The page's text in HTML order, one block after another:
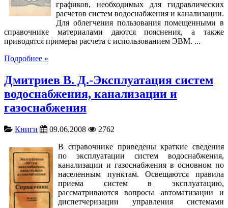
графиков, необходимых для гидравлических
расчетов систем водоснабжения и канализации.
Для облегчения пользования помещенными в
справочнике материалами даются пояснения, а также
приводятся примеры расчета с использованием ЭВМ. ...
Подробнее »
Дмитриев В. Д.-Эксплуатация систем
водоснабжения, канализации и
газоснабжения
Книги 09.06.2008
2762
В справочнике приведены краткие сведения
по эксплуатации систем водоснабжения,
канализации и газоснабжения в основном по
населенным пунктам. Освещаются правила
приема систем в эксплуатацию,
рассматриваются вопросы автоматизации и
диспетчеризации управления системами